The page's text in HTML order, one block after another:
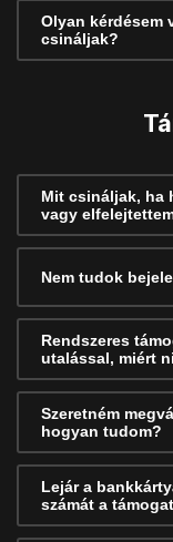
Olyan kérdésem
csináljak?
Mit csináljak, ha
vagy
Nem tudok
Rendszeres
utalással, miért
Szeretném
hogyan tudom?
Lejár a
számát a